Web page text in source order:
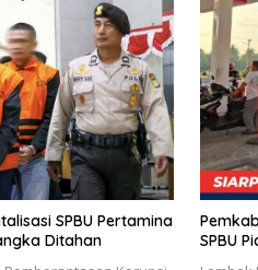
SPBU Pertamina
Ditahan
SPBU